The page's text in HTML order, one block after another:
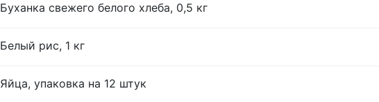
Буханка свежего белого хлеба, 0,5 кг
Белый рис, 1 кг
Яйца, упаковка на 12 штук